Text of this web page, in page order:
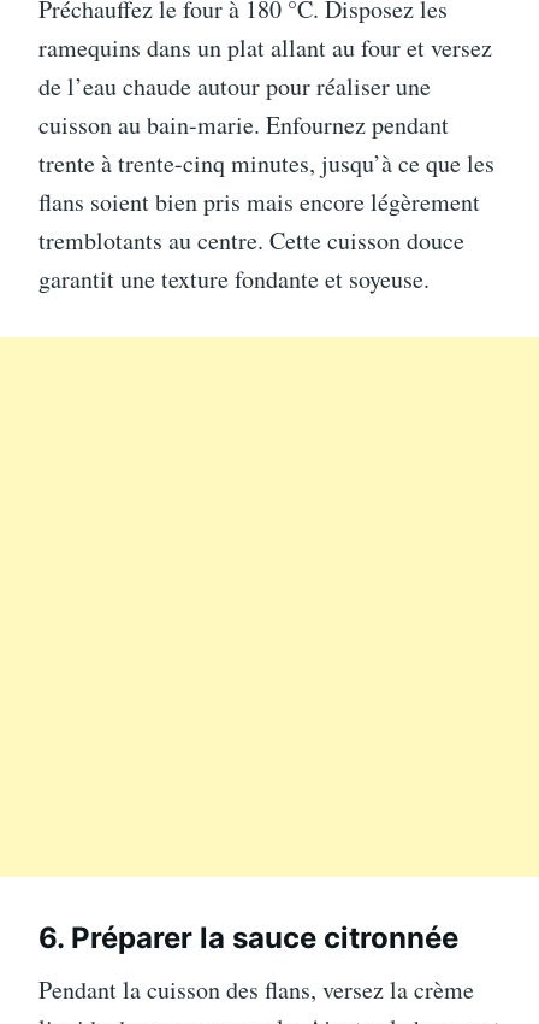
Préchauffez le four à 180 °C. Disposez les
ramequins dans un plat allant au four et versez
de l’eau chaude autour pour réaliser une
cuisson au bain-marie. Enfournez pendant
trente à trente-cinq minutes, jusqu’à ce que les
flans soient bien pris mais encore légèrement
tremblotants au centre. Cette cuisson douce
garantit une texture fondante et soyeuse.
6. Préparer la sauce citronnée
Pendant la cuisson des flans, versez la crème